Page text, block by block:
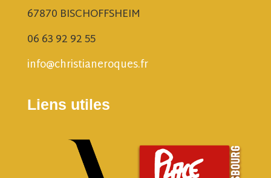
67870 BISCHOFFSHEIM
06 63 92 92 55
info@christianeroques.fr
Liens utiles